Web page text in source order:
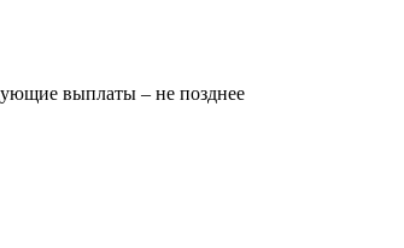
выплаты – не позднее